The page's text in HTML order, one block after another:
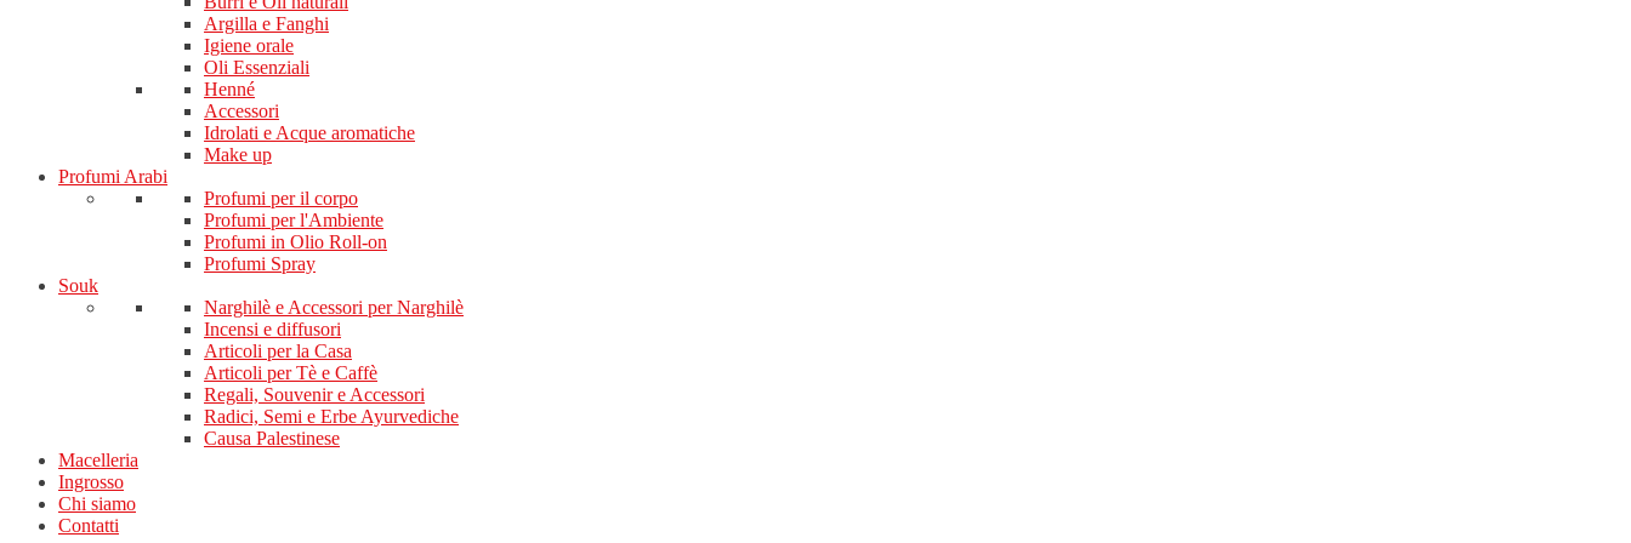
Argilla e Fanghi
Igiene orale
Oli Essenziali
Henné
Accessori
Idrolati e Acque aromatiche
Make up
Profumi Arabi
Profumi per il corpo
Profumi per l'Ambiente
Profumi in Olio Roll-on
Profumi Spray
Souk
Narghilè e Accessori per Narghilè
Incensi e diffusori
Articoli per la Casa
Articoli per Tè e Caffè
Regali, Souvenir e Accessori
Radici, Semi e Erbe Ayurvediche
Causa Palestinese
Macelleria
Ingrosso
Chi siamo
Contatti